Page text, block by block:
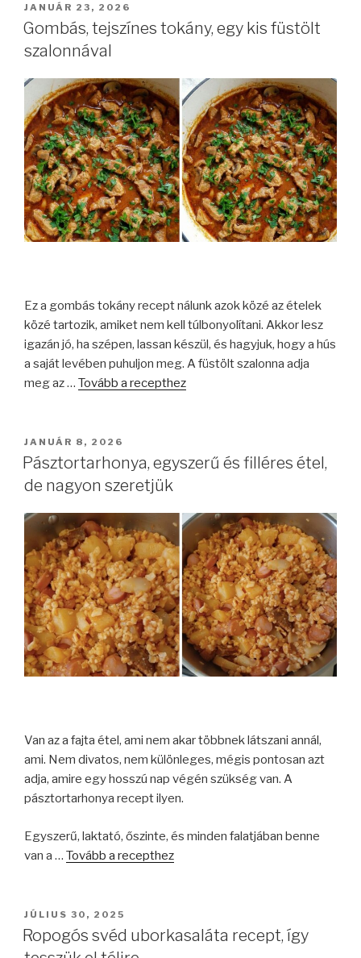
BEKÜLDVE:
JANUÁR 23, 2026
Gombás, tejszínes tokány, egy kis füstölt
szalonnával
Ez a gombás tokány recept nálunk azok közé az ételek
közé tartozik, amiket nem kell túlbonyolítani. Akkor lesz
igazán jó, ha szépen, lassan készül, és hagyjuk, hogy a hús
a saját levében puhuljon meg. A füstölt szalonna adja
meg az … Tovább a recepthez
BEKÜLDVE:
JANUÁR 8, 2026
Pásztortarhonya, egyszerű és filléres étel,
de nagyon szeretjük
Van az a fajta étel, ami nem akar többnek látszani annál,
ami. Nem divatos, nem különleges, mégis pontosan azt
adja, amire egy hosszú nap végén szükség van. A
pásztortarhonya recept ilyen.
Egyszerű, laktató, őszinte, és minden falatjában benne
van a … Tovább a recepthez
BEKÜLDVE:
JÚLIUS 30, 2025
Ropogós svéd uborkasaláta recept, így